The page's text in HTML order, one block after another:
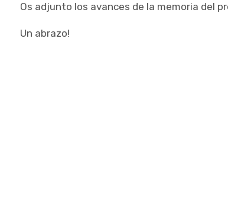
Os adjunto los avances de la memoria del
Un abrazo!